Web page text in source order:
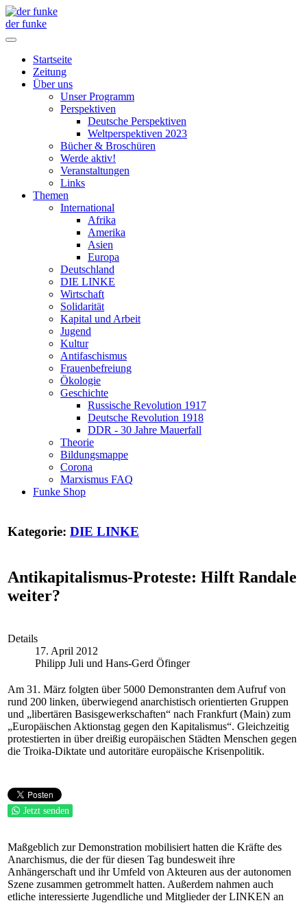
der funke
Startseite
Zeitung
Über uns
Unser Programm
Perspektiven
Deutsche Perspektiven
Weltperspektiven 2023
Bücher & Broschüren
Werde aktiv!
Veranstaltungen
Links
Themen
International
Afrika
Amerika
Asien
Europa
Deutschland
DIE LINKE
Wirtschaft
Solidarität
Kapital und Arbeit
Jugend
Kultur
Antifaschismus
Frauenbefreiung
Ökologie
Geschichte
Russische Revolution 1917
Deutsche Revolution 1918
DDR - 30 Jahre Mauerfall
Theorie
Bildungsmappe
Corona
Marxismus FAQ
Funke Shop
Kategorie: DIE LINKE
Antikapitalismus-Proteste: Hilft Randale
weiter?
Details
17. April 2012
Philipp Juli und Hans-Gerd Öfinger
Am 31. März folgten über 5000 Demonstranten dem Aufruf von
rund 200 linken, überwiegend anarchistisch orientierten Gruppen
und „libertären Basisgewerkschaften“ nach Frankfurt (Main) zum
„Europäischen Aktionstag gegen den Kapitalismus“. Gleichzeitig
protestierten in über dreißig europäischen Städten Menschen gegen
die Troika-Diktate und autoritäre europäische Krisenpolitik.
Jetzt senden
Maßgeblich zur Demonstration mobilisiert hatten die Kräfte des
Anarchismus, die der für diesen Tag bundesweit ihre
Anhängerschaft und ihr Umfeld von Akteuren aus der autonomen
Szene zusammen getrommelt hatten. Außerdem nahmen auch
etliche interessierte Jugendliche und Mitglieder der LINKEN an